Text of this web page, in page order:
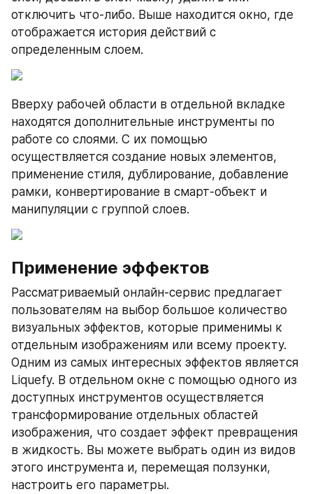
отключить что-либо. Выше находится окно, где
отображается история действий с
определенным слоем.
Вверху рабочей области в отдельной вкладке
находятся дополнительные инструменты по
работе со слоями. С их помощью
осуществляется создание новых элементов,
применение стиля, дублирование, добавление
рамки, конвертирование в смарт-объект и
манипуляции с группой слоев.
Применение эффектов
Рассматриваемый онлайн-сервис предлагает
пользователям на выбор большое количество
визуальных эффектов, которые применимы к
отдельным изображениям или всему проекту.
Одним из самых интересных эффектов является
Liquefy. В отдельном окне с помощью одного из
доступных инструментов осуществляется
трансформирование отдельных областей
изображения, что создает эффект превращения
в жидкость. Вы можете выбрать один из видов
этого инструмента и, перемещая ползунки,
настроить его параметры.